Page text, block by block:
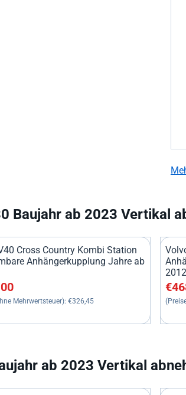
Baujahr ab 2023 Vertikal
Cross Country Kombi Station
Anhängerkupplung Jahre ab
ohne MwSt.: 326,45
Mehrwertsteuer): €326,45
ab 2023 Vertikal